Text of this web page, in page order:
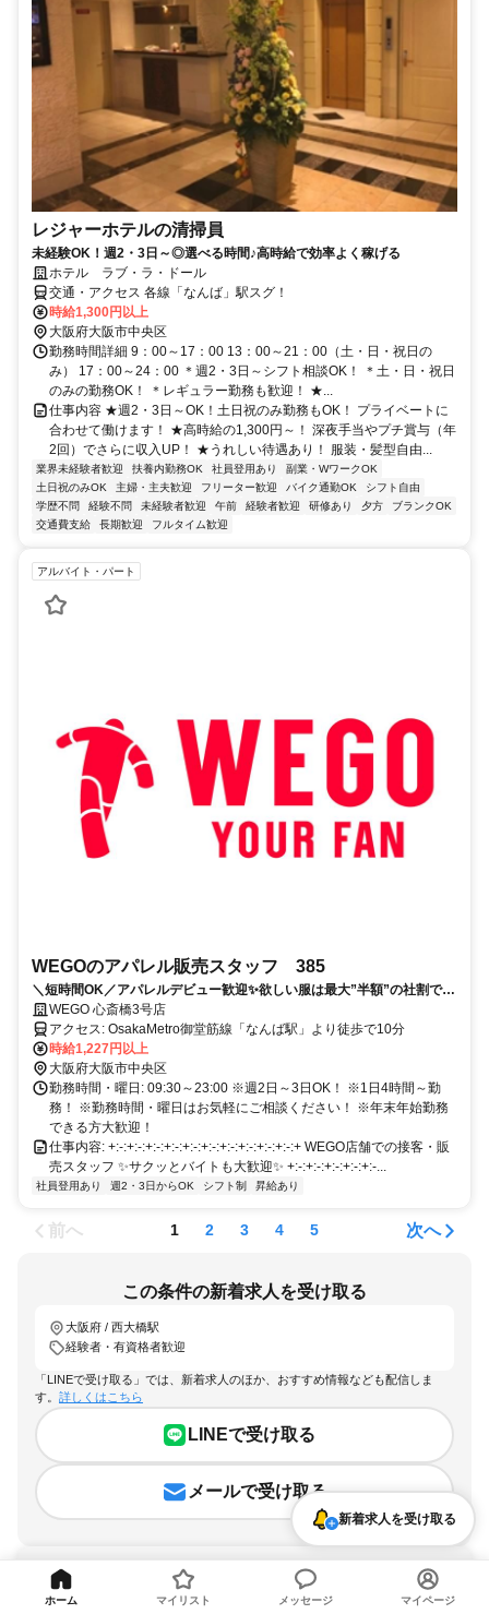
レジャーホテルの清掃員
未経験OK！週2・3日～◎選べる時間♪高時給で効率よく稼げる
ホテル ラブ・ラ・ドール
交通・アクセス 各線「なんば」駅スグ！
時給1,300円以上
大阪府大阪市中央区
勤務時間詳細 9：00～17：00 13：00～21：00（土・日・祝日の
み） 17：00～24：00 ＊週2・3日～シフト相談OK！ ＊土・日・祝日
のみの勤務OK！ ＊レギュラー勤務も歓迎！ ★...
仕事内容 ★週2・3日～OK！土日祝のみ勤務もOK！ プライベートに
合わせて働けます！ ★高時給の1,300円～！ 深夜手当やプチ賞与（年
2回）でさらに収入UP！ ★うれしい待遇あり！ 服装・髪型自由...
業界未経験者歓迎 扶養内勤務OK 社員登用あり
副業・WワークOK
土日祝のみOK
主婦・主夫歓迎 フリーター歓迎 バイク通勤OK
シフト自由
学歴不問
経験不問 未経験者歓迎 午前 経験者歓迎 研修あり 夕方
ブランクOK
交通費支給
長期歓迎 フルタイム歓迎
アルバイト・パート
WEGOのアパレル販売スタッフ 385
＼短時間OK／アパレルデビュー歓迎✨欲しい服は最大”半額”の社割で
GET！✅服装・髪型・ネイル自由！
WEGO 心斎橋3号店
アクセス: OsakaMetro御堂筋線「なんば駅」より徒歩で10分
時給1,227円以上
大阪府大阪市中央区
勤務時間・曜日: 09:30～23:00 ※週2日～3日OK！ ※1日4時間～勤
務！ ※勤務時間・曜日はお気軽にご相談ください！ ※年末年始勤務
できる方大歓迎！
仕事内容: +:-:+:-:+:-:+:-:+:-:+:-:+:-:+:-:+:-:+:-:+ WEGO店舗での接客・販
売スタッフ ✨サクッとバイトも大歓迎✨ +:-:+:-:+:-:+:-:+:-...
社員登用あり 週2・3日からOK シフト制 昇給あり
前へ 1 2 3 4 5 次へ
この条件の新着求人を受け取る
大阪府 / 西大橋駅
経験者・有資格者歓迎
「LINEで受け取る」では、新着求人のほか、おすすめ情報なども配信しま
す。 詳しくはこちら
LINEで受け取る
メールで受け取る
新着求人を受け取る
ホーム マイリスト メッセージ マイページ